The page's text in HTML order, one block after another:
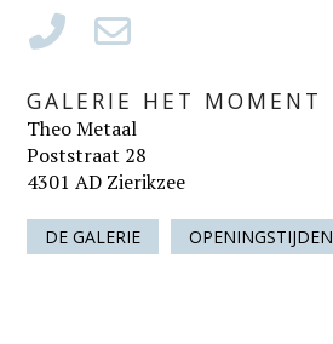
GALERIE HET MOMENT
Theo Metaal
Poststraat 28
4301 AD Zierikzee
DE GALERIE OPENINGSTIJDEN